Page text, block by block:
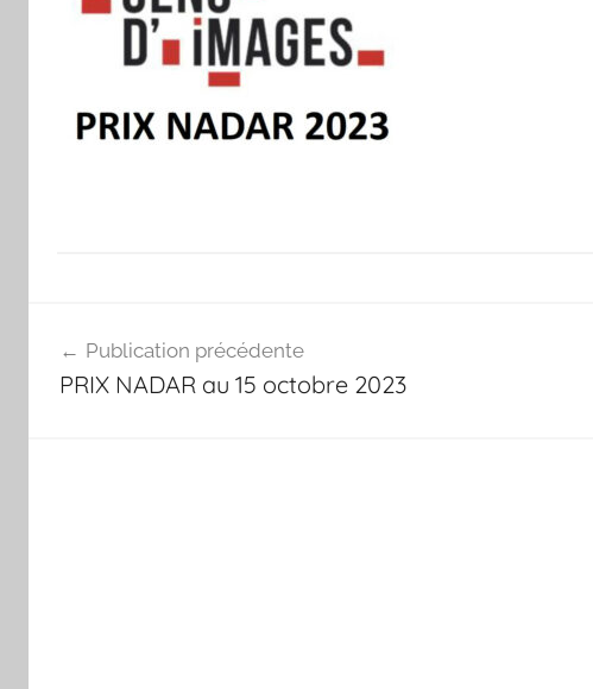
de
Publication précédente
PRIX NADAR au 15 octobre 2023